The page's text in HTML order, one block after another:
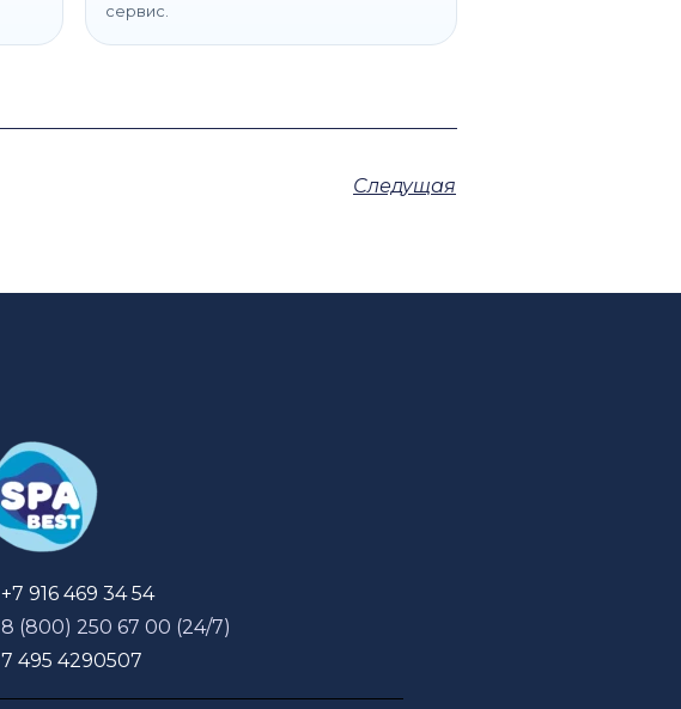
сервис.
Следущая
+7 916 469 34 54
8 (800) 250 67 00 (24/7)
7 495 4290507